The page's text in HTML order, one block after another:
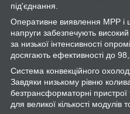
під'єднання.
Оперативне виявлення MPP і
напруги забезпечують
за низької інтенсивності
досягають ефективності до
Система конвекційного
Завдяки низькому рівню
безтрансформаторні
для великої кількості модулів